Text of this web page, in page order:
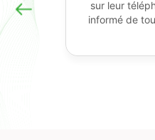
sur leur
informé de